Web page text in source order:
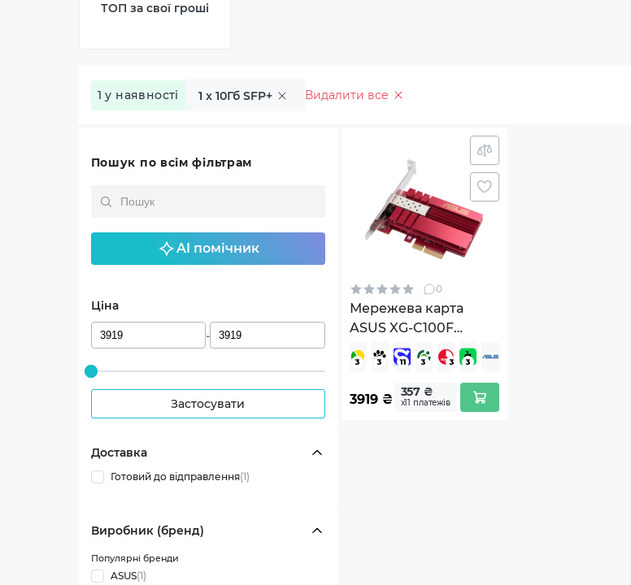
ТОП за свої гроші
1 у наявності 1 x 10Гб SFP+ Видалити все
Пошук по всім фільтрам
AI помічник
Ціна
-
Застосувати
Доставка
Готовий до відправлення(1)
Виробник (бренд)
Популярні бренди
ASUS(1)
0
Мережева карта
ASUS XG-C100F
(90IG0490-MO0R00)
3919₴ 357 ₴
х11 платежів